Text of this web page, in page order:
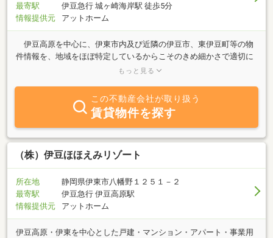
最寄駅
伊豆急行 城ヶ崎海岸駅 徒歩5分
情報提供元
アットホーム
伊豆高原を中心に、伊東市内及び近隣の伊豆市、東伊豆町等の物
件情報を、地域をほぼ特定しているからこそのきめ細かさで適切に
ご提供し、お客様の伊豆暮らしを心を込めてサポートします。ま
109号伊東川奈八幡野線沿い、伊豆急行線「城ヶ崎海岸駅」徒歩５
もっと見る
この不動産会社が取り扱う
賃貸物件を探す
（株）伊豆ほほえみリゾート
所在地
静岡県伊東市八幡野１２５１－２
最寄駅
伊豆急行 伊豆高原駅
情報提供元
アットホーム
伊豆高原・伊東を中心とした戸建・マンション・アパート・事業用